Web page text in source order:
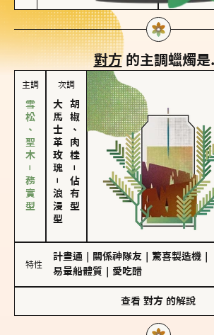
對方的主調蠟燭是
主調
雪松、聖木－務實型
次調
大馬士革玫瑰
－
浪漫型
胡椒、肉桂
－
佔有型
特性
計畫通 關係神隊友 驚喜製造機
易暈船體質
愛吃醋
查看 對方 的解說